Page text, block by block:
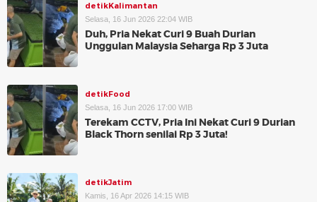
detikKalimantan
Selasa, 16 Jun 2026 22:04 WIB
Duh, Pria Nekat Curi 9 Buah Durian
Unggulan Malaysia Seharga Rp 3 Juta
detikFood
Selasa, 16 Jun 2026 17:00 WIB
Terekam CCTV, Pria Ini Nekat Curi 9 Durian
Black Thorn senilai Rp 3 Juta!
detikJatim
Kamis, 16 Apr 2026 14:15 WIB